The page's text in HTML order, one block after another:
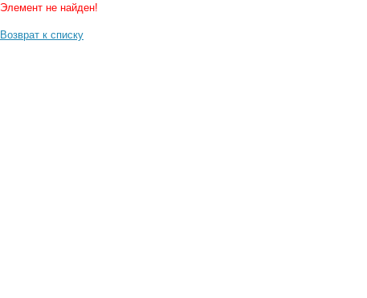
Элемент не найден!
Возврат к списку